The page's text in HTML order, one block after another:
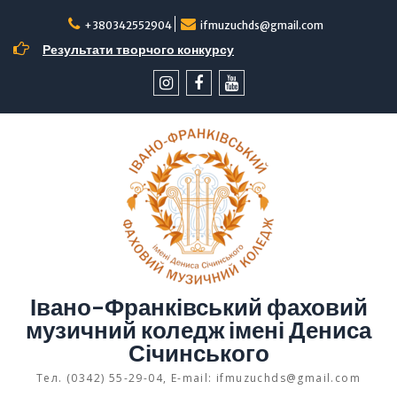
вмісту
+380342552904 ifmuzuchds@gmail.com
Результати творчого конкурсу
Івано-Франківський фаховий
музичний коледж імені Дениса
Січинського
Тел. (0342) 55-29-04, E-mail: ifmuzuchds@gmail.com